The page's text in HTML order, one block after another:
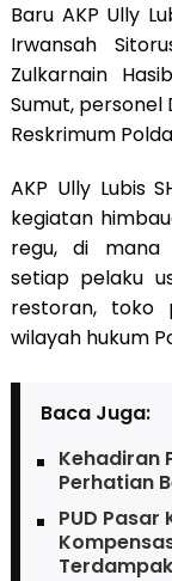
Baru AKP Ully
Irwansah
Zulkarnain
Sumut, personel
Reskrimum
AKP Ully Lubis
kegiatan
regu, di mana
setiap pelaku
restoran, toko
wilayah hukum
Baca Juga:
Kehadiran
Perhatian
PUD